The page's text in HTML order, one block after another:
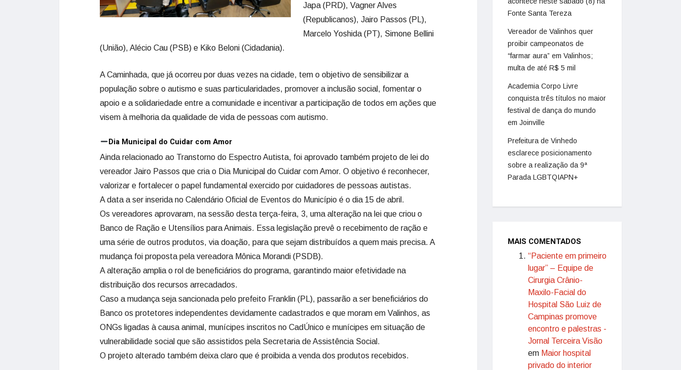
Japa (PRD), Vagner Alves
(Republicanos), Jairo Passos (PL),
Marcelo Yoshida (PT), Simone Bellini
(União), Alécio Cau (PSB) e Kiko Beloni (Cidadania).
A Caminhada, que já ocorreu por duas vezes na cidade, tem o objetivo de sensibilizar a
população sobre o autismo e suas particularidades, promover a inclusão social, fomentar o
apoio e a solidariedade entre a comunidade e incentivar a participação de todos em ações que
visem à melhoria da qualidade de vida de pessoas com autismo.
Dia Municipal do Cuidar com Amor
Ainda relacionado ao Transtorno do Espectro Autista, foi aprovado também projeto de lei do
vereador Jairo Passos que cria o Dia Municipal do Cuidar com Amor. O objetivo é reconhecer,
valorizar e fortalecer o papel fundamental exercido por cuidadores de pessoas autistas.
A data a ser inserida no Calendário Oficial de Eventos do Município é o dia 15 de abril.
Os vereadores aprovaram, na sessão desta terça-feira, 3, uma alteração na lei que criou o
Banco de Ração e Utensílios para Animais. Essa legislação prevê o recebimento de ração e
uma série de outros produtos, via doação, para que sejam distribuídos a quem mais precisa. A
mudança foi proposta pela vereadora Mônica Morandi (PSDB).
A alteração amplia o rol de beneficiários do programa, garantindo maior efetividade na
distribuição dos recursos arrecadados.
Caso a mudança seja sancionada pelo prefeito Franklin (PL), passarão a ser beneficiários do
Banco os protetores independentes devidamente cadastrados e que moram em Valinhos, as
ONGs ligadas à causa animal, munícipes inscritos no CadÚnico e munícipes em situação de
vulnerabilidade social que são assistidos pela Secretaria de Assistência Social.
O projeto alterado também deixa claro que é proibida a venda dos produtos recebidos.
Fonte Santa Tereza
Vereador de Valinhos quer
proibir campeonatos de
“farmar aura” em Valinhos;
multa de até R$ 5 mil
Academia Corpo Livre
conquista três títulos no maior
festival de dança do mundo
em Joinville
Prefeitura de Vinhedo
esclarece posicionamento
sobre a realização da 9ª
Parada LGBTQIAPN+
MAIS COMENTADOS
“Paciente em primeiro
lugar” – Equipe de
Cirurgia Crânio-
Maxilo-Facial do
Hospital São Luiz de
Campinas promove
encontro e palestras -
Jornal Terceira Visão
em Maior hospital
privado do interior